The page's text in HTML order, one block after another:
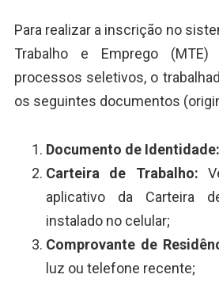
Para realizar a inscrição no
Trabalho e Emprego
processos seletivos, o
os seguintes documentos
Documento de Identidade:
Carteira de Trabalho:
aplicativo da Carteira
instalado no celular;
Comprovante de
luz ou telefone recente;